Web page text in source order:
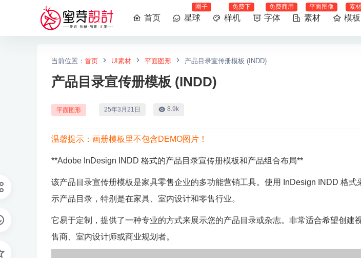
首页 星球
圈子
样机
免费下
字体
免费商用
素材
平面图像
模板
素
当前位置： 首页 UI素材 平面图形 产品目录宣传册模板 (INDD)
产品目录宣传册模板 (INDD)
平面图形 25年3月21日 8.9k
温馨提示：画册模板里不包含DEMO图片！
**Adobe InDesign INDD 格式的产品目录宣传册模板和产品组合布局**
该产品目录宣传册模板是家具零售企业的多功能营销工具。使用 InDesign INDD 格式
示产品目录，特别是在家具、室内设计和零售行业。
它易于定制，提供了一种专业的方式来展示您的产品目录或杂志。非常适合希望创建
售商、室内设计师或商业规划者。